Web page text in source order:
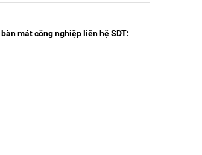
bàn mát công nghiệpliên hệ SDT: